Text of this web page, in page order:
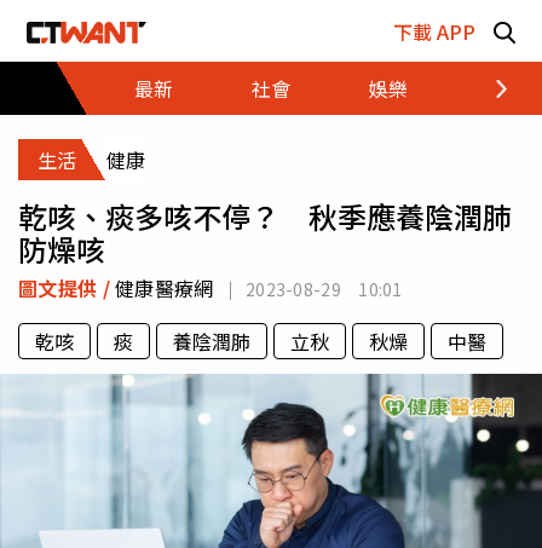
下載 APP
最新
社會 娛樂 財經
生活 健康
乾咳、痰多咳不停？ 秋季應養陰潤肺
防燥咳
圖文提供 /健康醫療網 2023-08-29 10:01
乾咳 痰 養陰潤肺 立秋 秋燥 中醫